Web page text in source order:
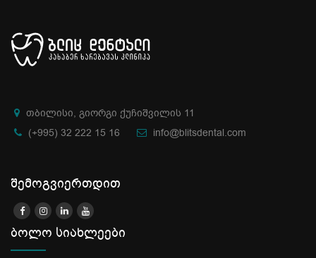
თბილისი, გიორგი ქუჩიშვილის 11
(+995) 32 222 15 16
info@blitsdental.com
შემოგვიერთდით
ბოლო სიახლეები